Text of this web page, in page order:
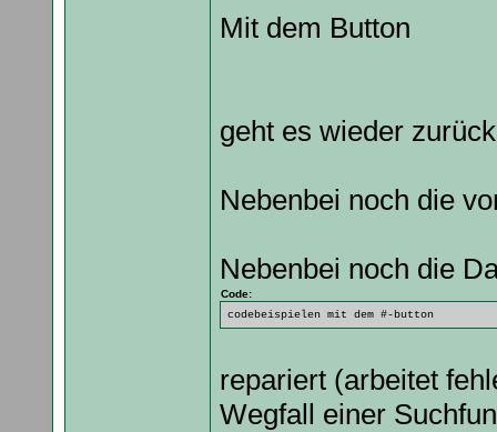
Mit dem Button
geht es wieder
Nebenbei noch die
Nebenbei noch die
Code:
codebeispielen mit dem #-button
repariert (arbeitet
Wegfall einer